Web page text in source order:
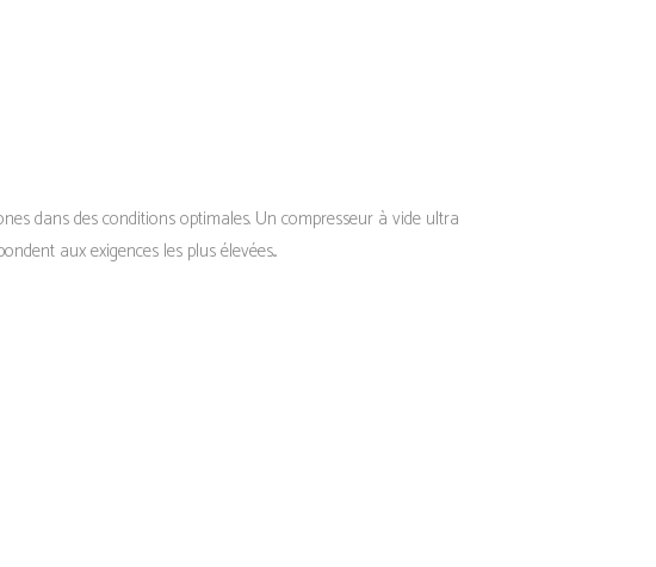
dans des conditions optimales. Un compresseur à vide ultra
aux exigences les plus élevées...